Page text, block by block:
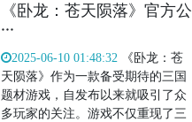
《卧龙：苍天陨落》官方公
···
2025-06-10 01:48:32
《卧龙：苍
天陨落》作为一款备受期待的三国
题材游戏，自发布以来就吸引了众
多玩家的关注。游戏不仅重现了三